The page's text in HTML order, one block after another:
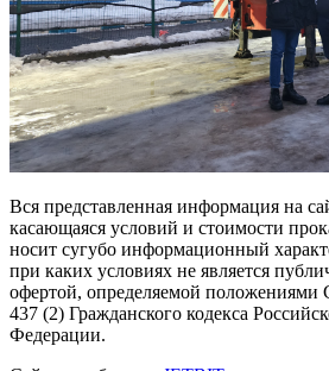
Вся представленная информация на
касающаяся условий и стоимости
носит сугубо информационный
при каких условиях не является
офертой, определяемой положениями
437 (2) Гражданского кодекса
Федерации.